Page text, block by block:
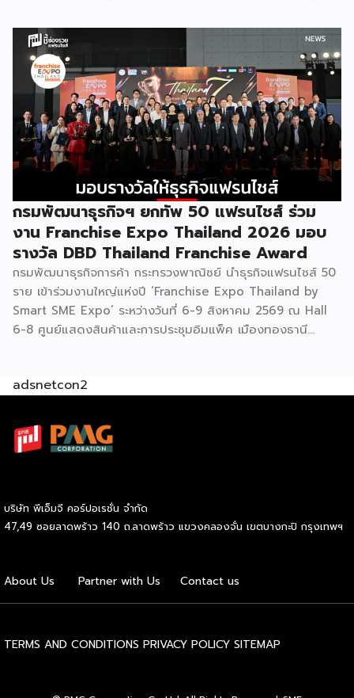
บริหารธุรกิจ การวางแผนการเงิน และการบริหารความเสี่ยง
เตรียมความพร้อมสำหรับการขยายตลาดสู่ต่างประเทศ โดยการ
จัดงานครั้งนี้คาดว่าจะสร้างมูลค่าทางเศรษฐกิจราว 220 ล้านบาท
แฟรนไชส์ไม่ใช่เพียงโมเดลธุรกิจ แต่คือ โอกาสในการต่อยอด
แบรนด์ไทยให้ก้าวสู่ตลาดใหม่ EXIM BANK จึงผนึกกำลัง
พันธมิตร สนับสนุนผู้ประกอบการไทยให้พร้อม ขยายธุรกิจ สร้าง
แบรนด์ และเปิดตลาดต่างประเทศ EXIM BANK พร้อมร่วมเดิน
ทางสู่การเปิดตลาดใหม่ เพื่อพา “แฟรนไชส์ไทย” เติบโตไกลใน
ตลาดโลก ด้วยบทบาท Export Co-pilot ที่พร้อมเคียงข้าง
ธุรกิจไทยในทุกเส้นทาง FacebookFacebookXXLINELine
กรมพัฒนาธุรกิจฯ ยกทัพ 50 แฟรนไชส์ ร่วม
งาน Franchise Expo Thailand 2026 มอบ
รางวัล DBD Thailand Franchise Award
กรมพัฒนาธุรกิจการค้า กระทรวงพาณิชย์ นำธุรกิจแฟรนไชส์ 50
ราย เข้าร่วมงานใหญ่แห่งปี ‘Franchise Expo Thailand by
Smart SME Expo’ ระหว่างวันที่ 6-9 สิงหาคม 2569 ณ Hall
6-8 ศูนย์แสดงสินค้าและการประชุมอิมแพ็ค เมืองทองธานี
ของกรมฯ นายพูนพงษ์ นัยนาภากรณ์ อธิบดีกรมพัฒนาธุรกิจ
“งานแฟรนไชส์ เอ็กซ์โป ไทยแลนด์ บาย สมาร์ท เอสเอ็มอี เอ็กซ์
โป (Franchise Expo Thailand by Smart SME Expo)” ซึ่ง
เจ้าของธุรกิจที่ต้องการขยายกิจการผ่านระบบแฟรนไชส์ […]
adsnetcon2
บริษัท พีเอ็มจี คอร์ปอเรชั่น จำกัด
47,49 ซอยลาดพร้าว 140 ถ.ลาดพร้าว แขวงคลองจั่น เขตบางกะปิ กรุงเทพฯ
About Us Partner with Us Contact us
TERMS AND CONDITIONS PRIVACY POLICY SITEMAP